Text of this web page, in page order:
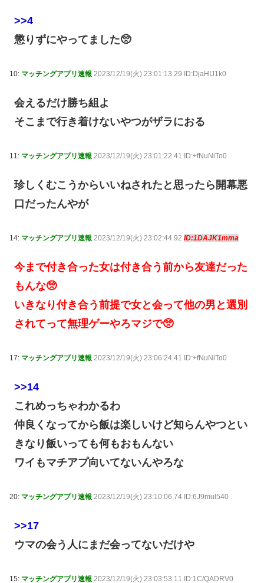
>>4
懲りずにやってました🥺
10: マッチングアプリ速報 2023/12/19(火) 23:01:13.29 ID:DjaHIJ1k0
会えるだけ勝ち組よ
そこまで行き着けないやつがザラにおる
11: マッチングアプリ速報 2023/12/19(火) 23:01:22.41 ID:+fNuNiTo0
珍しくむこうからいいねされたと思ったら開幕悪
口だったんやが
14: マッチングアプリ速報 2023/12/19(火) 23:02:44.92 ID:1DAJK1mma
今まで付き合った女は付き合う前から友達だった
もんな🥺
いきなり付き合う前提で女と会って他の男と選別
されてって無理ゲーやろマジで🥺
17: マッチングアプリ速報 2023/12/19(火) 23:06:24.41 ID:+fNuNiTo0
>>14
これめっちゃわかるわ
仲良くなってから飯は楽しいけど知らんやつとい
きなり飯いっても何もおもんない
ワイもマチアプ向いてないんやろな
20: マッチングアプリ速報 2023/12/19(火) 23:10:06.74 ID:6J9mul540
>>17
ウマの会う人にまだ会ってないだけや
15: マッチングアプリ速報 2023/12/19(火) 23:03:53.11 ID:1C/QADRV0